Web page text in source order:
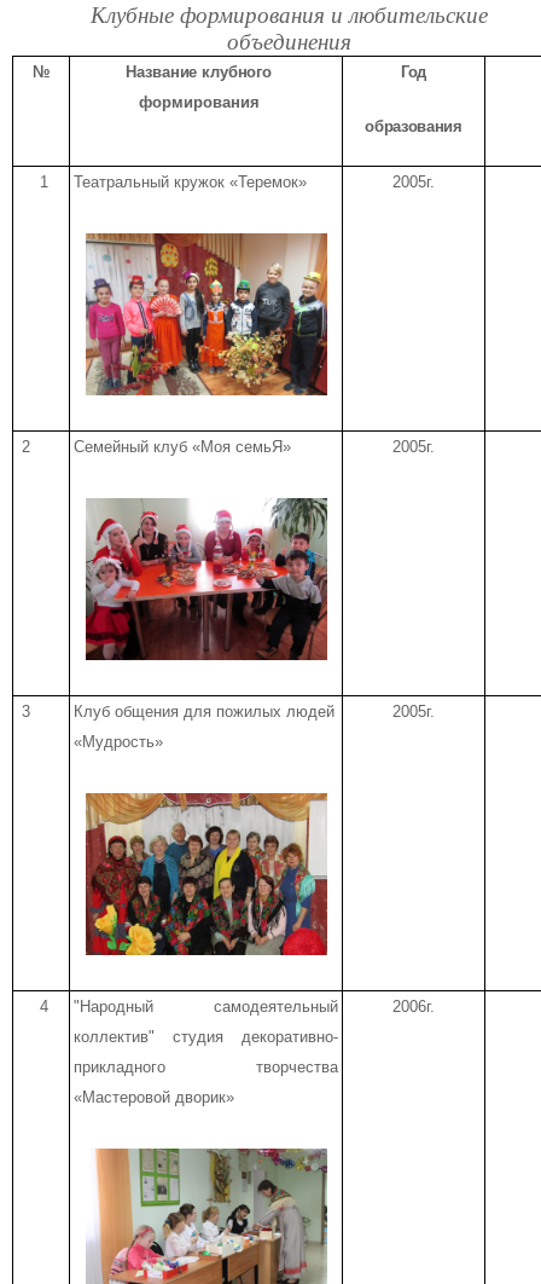
Клубные формирования и любительские
объединения
№
Название клубного
формирования
Год
образования
1 Театральный кружок «Теремок» 2005г.
2 Семейный клуб «Моя семьЯ» 2005г.
3
Клуб общения для пожилых людей
«Мудрость»
2005г.
4
"Народный самодеятельный
коллектив" студия декоративно-
прикладного творчества
«Мастеровой дворик»
2006г.